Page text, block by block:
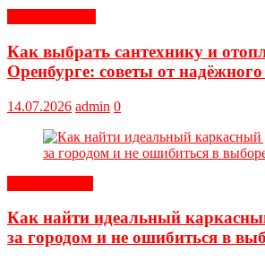
Как выбрать сантехнику и
Оренбурге: советы от
14.07.2026 admin 0
Как найти идеальный
за городом и не ошибиться в